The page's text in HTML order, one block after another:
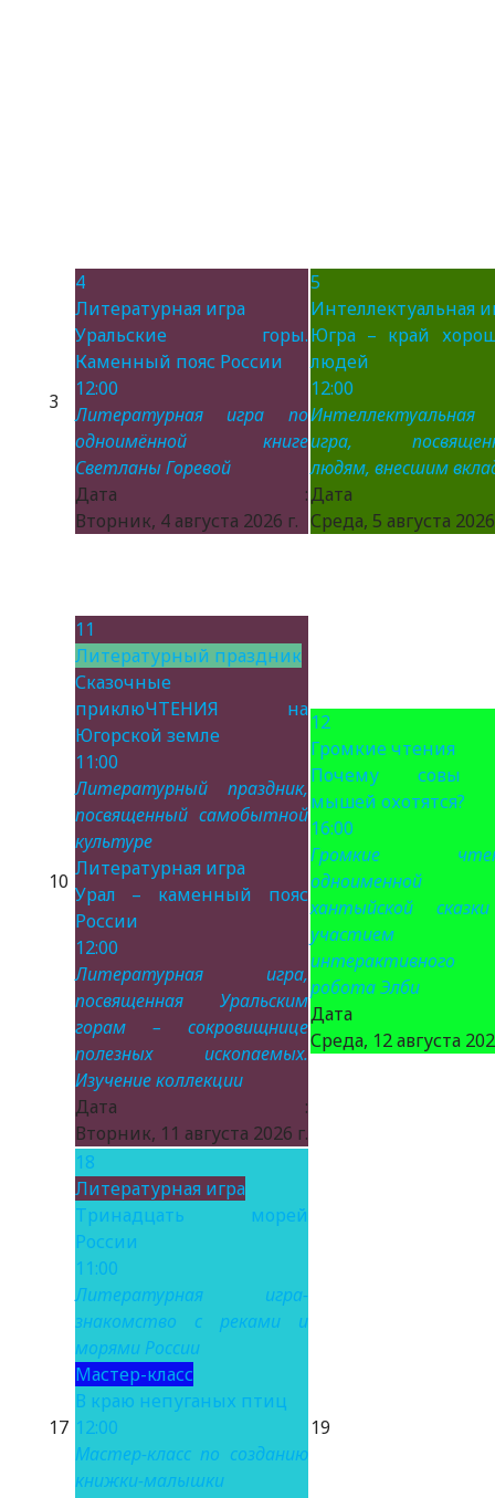
3
4
Литературная игра
Уральские горы.
Каменный пояс России
12:00
Литературная игра по
одноимённой книге
Светланы Горевой
Дата :
Вторник, 4 августа 2026 г.
5
Интеллектуальная
Югра – край
людей
12:00
Интеллектуальная
игра,
людям, внесшим
Дата
Среда, 5 августа
10
11
Литературный праздник
Сказочные
приклюЧТЕНИЯ на
Югорской земле
11:00
Литературный праздник,
посвященный самобытной
культуре
Литературная игра
Урал – каменный пояс
России
12:00
Литературная игра,
посвященная Уральским
горам – сокровищнице
полезных ископаемых.
Изучение коллекции
Дата :
Вторник, 11 августа 2026 г.
12
Громкие чтения
Почему совы
мышей охотятся?
16:00
Громкие
одноименной
хантыйской
участием
интерактивного
робота Элби
Дата
Среда, 12 августа
17
18
Литературная игра
Тринадцать морей
России
11:00
Литературная игра-
знакомство с реками и
морями России
Мастер-класс
В краю непуганых птиц
12:00
Мастер-класс по созданию
книжки-малышки
19